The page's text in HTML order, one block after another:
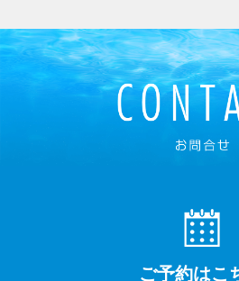
ご予約はこ